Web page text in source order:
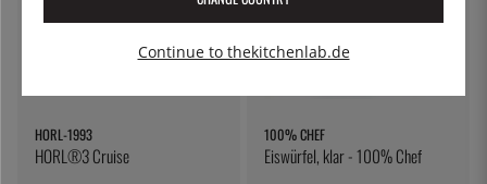
HORL-1993
HORL®3 Cruise
100% CHEF
Eiswürfel, klar - 100% Chef
Continue to thekitchenlab.de